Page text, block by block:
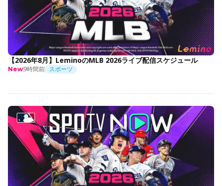
【2026年8月】LeminoのMLB 2026ライブ配信スケジュール
New9時間前 スポーツ